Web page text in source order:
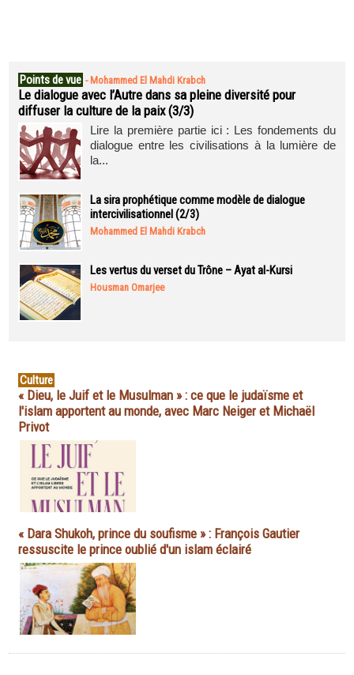
Points de vue - Mohammed El Mahdi Krabch
Le dialogue avec l’Autre dans sa pleine diversité pour
diffuser la culture de la paix (3/3)
Lire la première partie ici : Les fondements du
dialogue entre les civilisations à la lumière de
la...
La sira prophétique comme modèle de dialogue
intercivilisationnel (2/3)
Mohammed El Mahdi Krabch
Les vertus du verset du Trône – Ayat al-Kursi
Housman Omarjee
Culture
« Dieu, le Juif et le Musulman » : ce que le judaïsme et
l'islam apportent au monde, avec Marc Neiger et Michaël
Privot
« Dara Shukoh, prince du soufisme » : François Gautier
ressuscite le prince oublié d'un islam éclairé